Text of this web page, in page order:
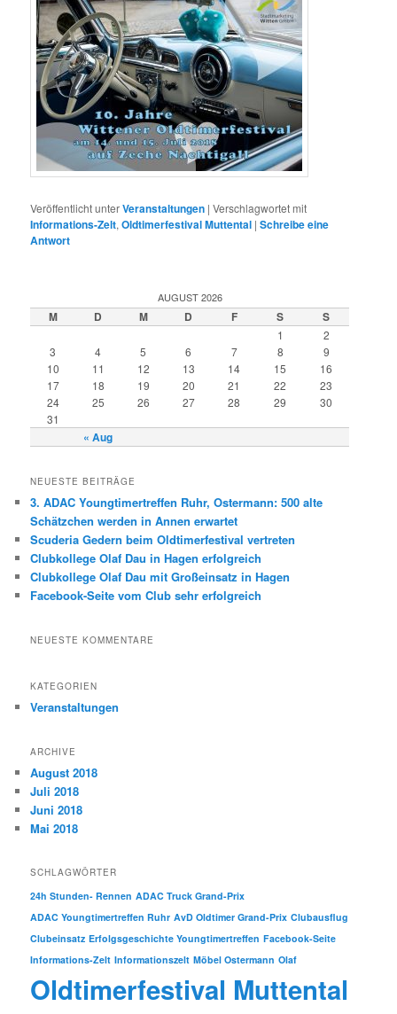
Veröffentlicht unterVeranstaltungen |Verschlagwortet mit
Informations-Zelt,Oldtimerfestival Muttental |Schreibe eine
Antwort
AUGUST 2026
M D M D F S S
« Aug
1
2
3
4 5 6 7 8
9
10
11 12 13 14 15
16
17
18 19 20 21 22
23
24
25 26 27 28 29
30
31
NEUESTE BEITRÄGE
3. ADAC Youngtimertreffen Ruhr, Ostermann: 500 alte
Schätzchen werden in Annen erwartet
Scuderia Gedern beim Oldtimerfestival vertreten
Clubkollege Olaf Dau in Hagen erfolgreich
Clubkollege Olaf Dau mit Großeinsatz in Hagen
Facebook-Seite vom Club sehr erfolgreich
NEUESTE KOMMENTARE
KATEGORIEN
Veranstaltungen
ARCHIVE
August 2018
Juli 2018
Juni 2018
Mai 2018
SCHLAGWÖRTER
24h Stunden- Rennen ADAC Truck Grand-Prix
ADAC Youngtimertreffen Ruhr AvD Oldtimer Grand-Prix Clubausflug
Clubeinsatz Erfolgsgeschichte Youngtimertreffen Facebook-Seite
Informations-Zelt Informationszelt Möbel Ostermann Olaf
Oldtimerfestival Muttental